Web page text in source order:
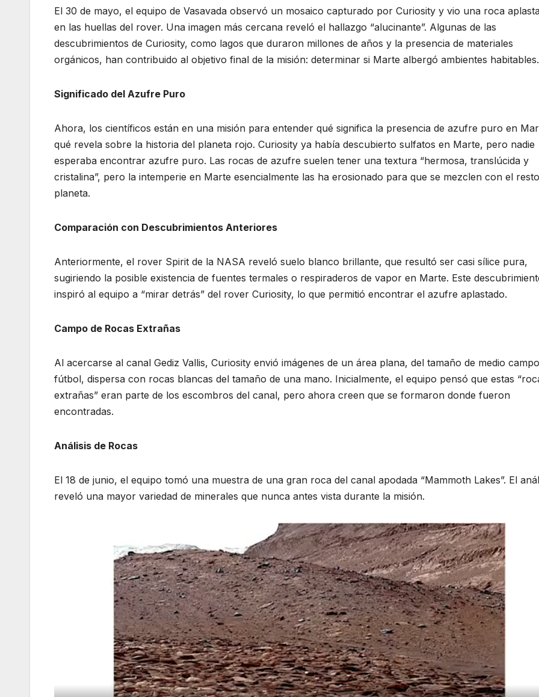
El 30 de mayo, el equipo de Vasavada observó un mosaico capturado por Curiosity y vio una roca
en las huellas del rover. Una imagen más cercana reveló el hallazgo “alucinante”. Algunas de las
descubrimientos de Curiosity, como lagos que duraron millones de años y la presencia de materiales
orgánicos, han contribuido al objetivo final de la misión: determinar si Marte albergó ambientes habitables.
Significado del Azufre Puro
Ahora, los científicos están en una misión para entender qué significa la presencia de azufre puro en
qué revela sobre la historia del planeta rojo. Curiosity ya había descubierto sulfatos en Marte, pero nadie
esperaba encontrar azufre puro. Las rocas de azufre suelen tener una textura “hermosa, translúcida y
cristalina”, pero la intemperie en Marte esencialmente las ha erosionado para que se mezclen con el
planeta.
Comparación con Descubrimientos Anteriores
Anteriormente, el rover Spirit de la NASA reveló suelo blanco brillante, que resultó ser casi sílice pura,
sugiriendo la posible existencia de fuentes termales o respiraderos de vapor en Marte. Este
inspiró al equipo a “mirar detrás” del rover Curiosity, lo que permitió encontrar el azufre aplastado.
Campo de Rocas Extrañas
Al acercarse al canal Gediz Vallis, Curiosity envió imágenes de un área plana, del tamaño de medio
fútbol, dispersa con rocas blancas del tamaño de una mano. Inicialmente, el equipo pensó que estas
extrañas” eran parte de los escombros del canal, pero ahora creen que se formaron donde fueron
encontradas.
Análisis de Rocas
El 18 de junio, el equipo tomó una muestra de una gran roca del canal apodada “Mammoth Lakes”. El
reveló una mayor variedad de minerales que nunca antes vista durante la misión.